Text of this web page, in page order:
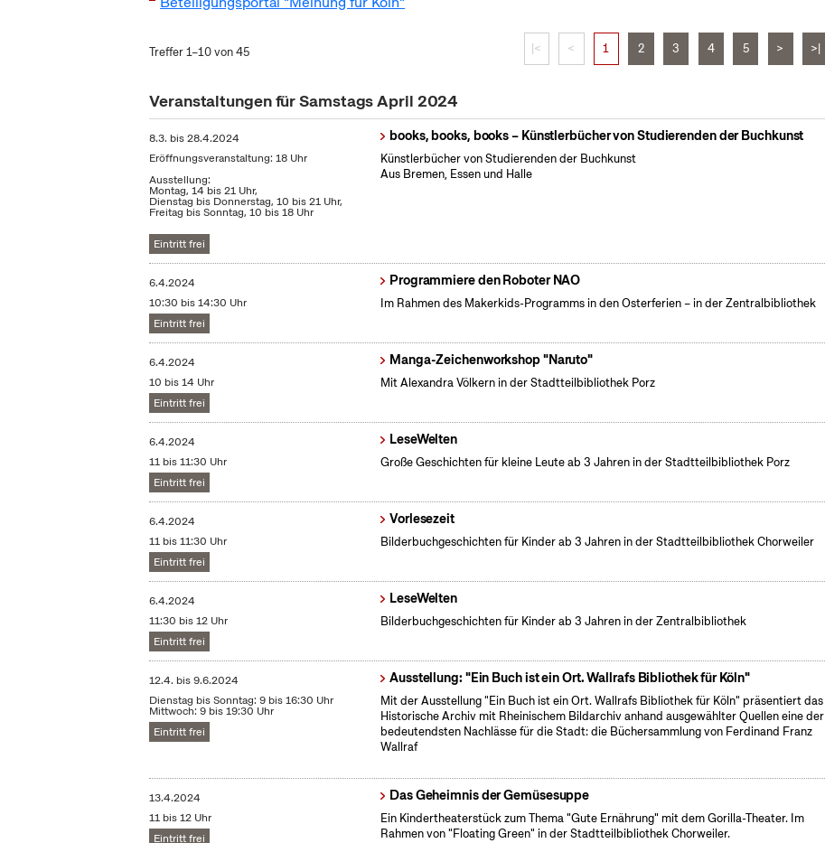
Treffer 1–10 von 45 |< < 1 2 3 4 5 > >|
Veranstaltungen für Samstags April 2024
8.3. bis28.4.2024
Eröffnungsveranstaltung: 18 Uhr
Ausstellung:
Montag, 14 bis 21 Uhr,
Dienstag bis Donnerstag, 10 bis 21 Uhr,
Freitag bis Sonntag, 10 bis 18 Uhr
Eintritt frei
books, books, books – Künstlerbücher von Studierenden der Buchkunst
Künstlerbücher von Studierenden der Buchkunst
Aus Bremen, Essen und Halle
6.4.2024
10:30 bis 14:30 Uhr
Eintritt frei
Programmiere den Roboter NAO
Im Rahmen des Makerkids-Programms in den Osterferien – in der Zentralbibliothek
6.4.2024
10 bis 14 Uhr
Eintritt frei
Manga-Zeichenworkshop "Naruto"
Mit Alexandra Völkern in der Stadtteilbibliothek Porz
6.4.2024
11 bis 11:30 Uhr
Eintritt frei
LeseWelten
Große Geschichten für kleine Leute ab 3 Jahren in der Stadtteilbibliothek Porz
6.4.2024
11 bis 11:30 Uhr
Eintritt frei
Vorlesezeit
Bilderbuchgeschichten für Kinder ab 3 Jahren in der Stadtteilbibliothek Chorweiler
6.4.2024
11:30 bis 12 Uhr
Eintritt frei
LeseWelten
Bilderbuchgeschichten für Kinder ab 3 Jahren in der Zentralbibliothek
12.4. bis9.6.2024
Dienstag bis Sonntag: 9 bis 16:30 Uhr
Mittwoch: 9 bis 19:30 Uhr
Eintritt frei
Ausstellung: "Ein Buch ist ein Ort. Wallrafs Bibliothek für Köln"
Mit der Ausstellung "Ein Buch ist ein Ort. Wallrafs Bibliothek für Köln" präsentiert das
Historische Archiv mit Rheinischem Bildarchiv anhand ausgewählter Quellen eine der
bedeutendsten Nachlässe für die Stadt: die Büchersammlung von Ferdinand Franz
Wallraf
13.4.2024
11 bis 12 Uhr
Eintritt frei
Das Geheimnis der Gemüsesuppe
Ein Kindertheaterstück zum Thema "Gute Ernährung" mit dem Gorilla-Theater. Im
Rahmen von "Floating Green" in der Stadtteilbibliothek Chorweiler.